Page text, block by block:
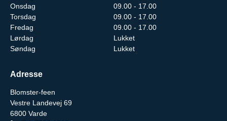
Onsdag
09.00 - 17.00
Torsdag
09.00 - 17.00
Fredag
09.00 - 17.00
Lørdag
Lukket
Søndag
Lukket
Adresse
Blomster-feen
Vestre Landevej 69
6800 Varde